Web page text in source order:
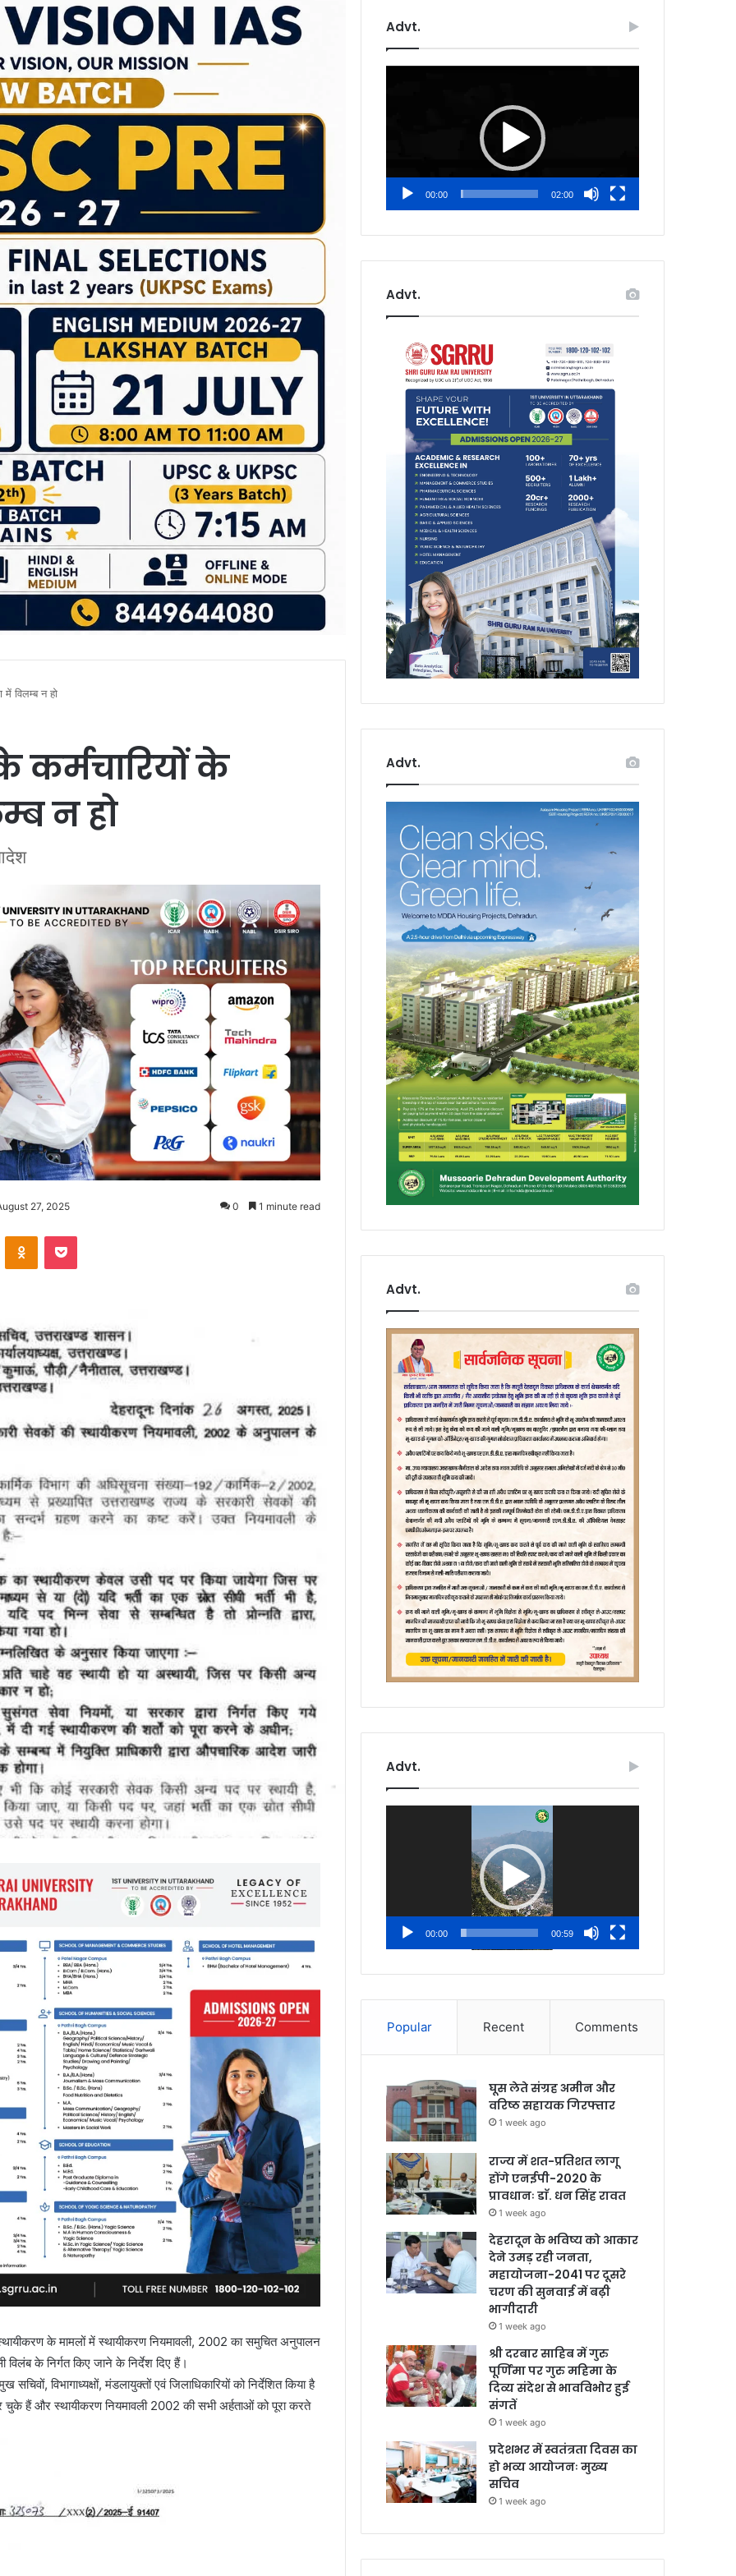
विलम्ब न हो
कर्मचारियों के
न हो
27, 2025 0 1 minute read
के मामलों में स्थायीकरण नियमावली, 2002 का समुचित अनुपालन
के निर्गत किए जाने के निर्देश दिए हैं।
विभागाध्यक्षों, मंडलायुक्तों एवं जिलाधिकारियों को निर्देशित किया है
चुके हैं और स्थायीकरण नियमावली 2002 की सभी अर्हताओं को पूरा करते
Advt.
00:00 02:00
Advt.
Advt.
Advt.
Advt.
00:00 00:59
Popular Recent Comments
घूस लेते संग्रह अमीन और
वरिष्ठ सहायक गिरफ्तार
1 week ago
राज्य में शत-प्रतिशत लागू
होंगे एनईपी-2020 के
प्रावधानः डाॅ. धन सिंह रावत
1 week ago
देहरादून के भविष्य को आकार
देने उमड़ रही जनता,
महायोजना-2041 पर दूसरे
चरण की सुनवाई में बढ़ी
भागीदारी
1 week ago
श्री दरबार साहिब में गुरु
पूर्णिमा पर गुरु महिमा के
दिव्य संदेश से भावविभोर हुई
संगतें
1 week ago
प्रदेशभर में स्वतंत्रता दिवस का
हो भव्य आयोजनः मुख्य
सचिव
1 week ago